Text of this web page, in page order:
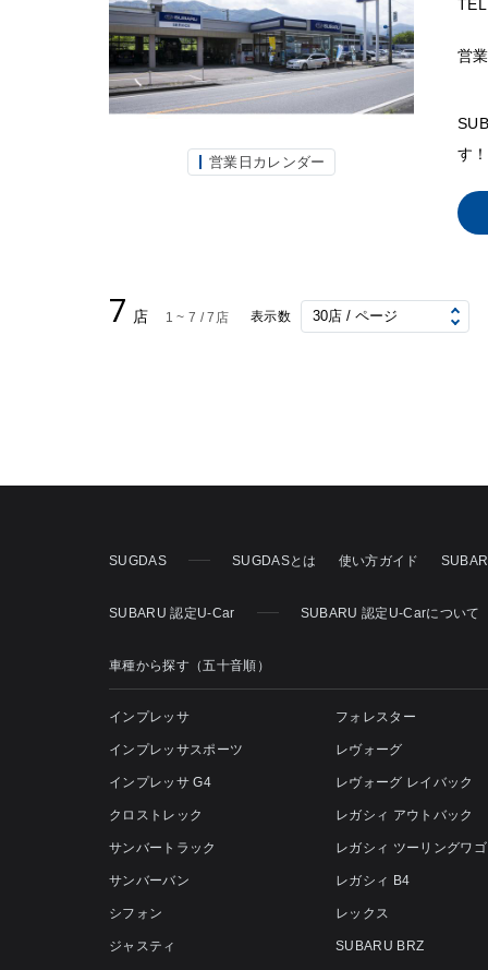
営業日カレンダー
TEL
営
す
7 店 1 ~ 7 / 7店 表示数
SUGDAS SUGDASとは 使い方ガイド
SUBARU 認定U-Car SUBARU 認定U-Carについて
車種から探す（五十音順）
インプレッサ
インプレッサスポーツ
インプレッサ G4
クロストレック
サンバートラック
サンバーバン
シフォン
ジャスティ
フォレスター
レヴォーグ
レヴォーグ レイバック
レガシィ アウトバック
レガシィ ツーリングワ
レガシィ B4
レックス
SUBARU BRZ